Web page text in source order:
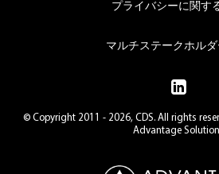
プライバシーに関す
マルチステークホル
© Copyright 2011 - 2026, CDS. All rights
Advantage